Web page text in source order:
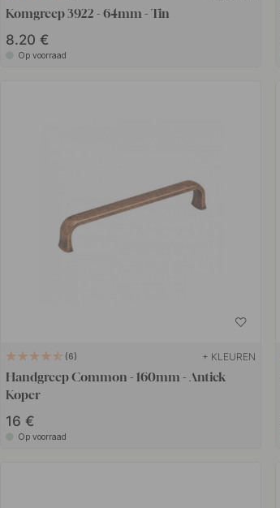
Komgreep 3922 - 64mm - Tin
8.20 €
Op voorraad
6 + KLEUREN
Handgreep Common - 160mm - Antiek
Koper
16 €
Op voorraad